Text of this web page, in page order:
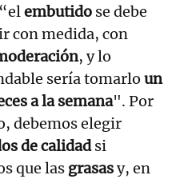
embutido se debe
con medida, con
, y lo
sería tomarlo un
a la semana". Por
debemos elegir
de calidadsi
que las grasasy, en